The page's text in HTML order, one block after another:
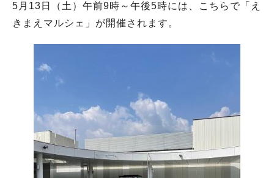
5月13日（土）午前9時～午後5時には、こちらで「え
きまえマルシェ」が開催されます。